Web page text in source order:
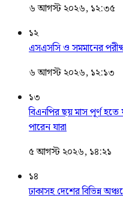
৬ আগস্ট ২০২৬, ১২:৩৫
১২
এসএসসি ও সমমানের
৬ আগস্ট ২০২৬, ১২:১৩
১৩
বিএনপির ছয় মাস পূর্ণ
পারেন যারা
৫ আগস্ট ২০২৬, ১৪:২১
১৪
ঢাকাসহ দেশের বিভিন্ন